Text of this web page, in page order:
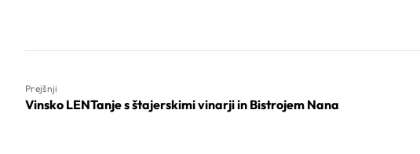
Prejšnji
Vinsko LENTanje s štajerskimi vinarji in Bistrojem Nana